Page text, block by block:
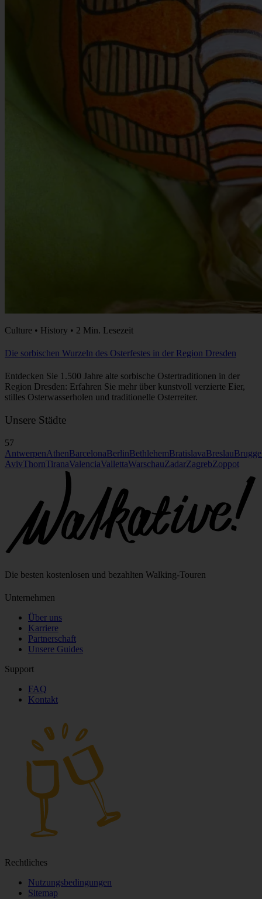
Culture • History • 2 Min. Lesezeit
Die sorbischen Wurzeln des Osterfestes in der Region Dresden
Entdecken Sie 1.500 Jahre alte sorbische Ostertraditionen in der
Region Dresden: Erfahren Sie mehr über kunstvoll verzierte Eier,
stilles Osterwasserholen und traditionelle Osterreiter.
Unsere Städte
57
AntwerpenAthenBarcelonaBerlinBethlehemBratislavaBreslauBrugge
AvivThornTiranaValenciaVallettaWarschauZadarZagrebZoppot
Die besten kostenlosen und bezahlten Walking‑Touren
Unternehmen
Über uns
Karriere
Partnerschaft
Unsere Guides
Support
FAQ
Kontakt
Rechtliches
Nutzungsbedingungen
Sitemap